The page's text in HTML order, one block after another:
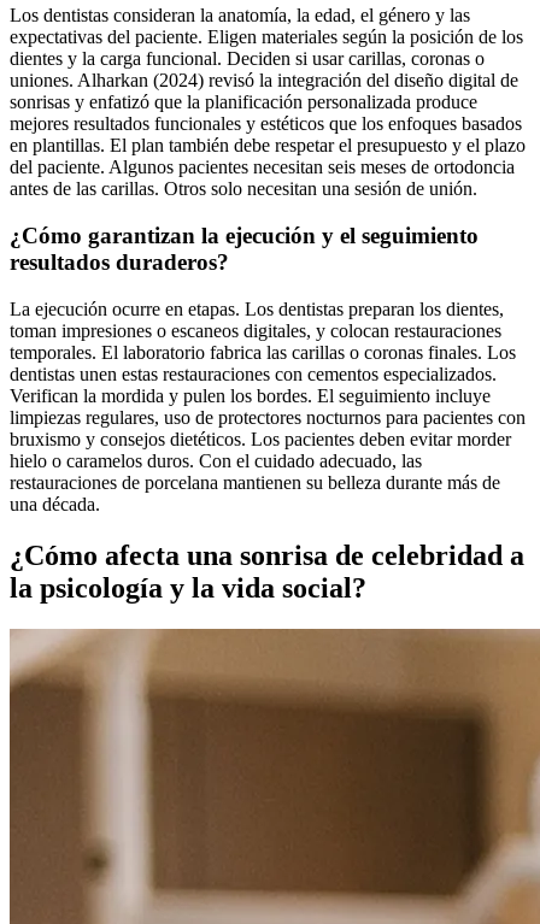
Los dentistas consideran la anatomía, la edad, el género y las
expectativas del paciente. Eligen materiales según la posición de los
dientes y la carga funcional. Deciden si usar carillas, coronas o
uniones. Alharkan (2024) revisó la integración del diseño digital de
sonrisas y enfatizó que la planificación personalizada produce
mejores resultados funcionales y estéticos que los enfoques basados
en plantillas. El plan también debe respetar el presupuesto y el plazo
del paciente. Algunos pacientes necesitan seis meses de ortodoncia
antes de las carillas. Otros solo necesitan una sesión de unión.
¿Cómo garantizan la ejecución y el seguimiento
resultados duraderos?
La ejecución ocurre en etapas. Los dentistas preparan los dientes,
toman impresiones o escaneos digitales, y colocan restauraciones
temporales. El laboratorio fabrica las carillas o coronas finales. Los
dentistas unen estas restauraciones con cementos especializados.
Verifican la mordida y pulen los bordes. El seguimiento incluye
limpiezas regulares, uso de protectores nocturnos para pacientes con
bruxismo y consejos dietéticos. Los pacientes deben evitar morder
hielo o caramelos duros. Con el cuidado adecuado, las
restauraciones de porcelana mantienen su belleza durante más de
una década.
¿Cómo afecta una sonrisa de celebridad a
la psicología y la vida social?